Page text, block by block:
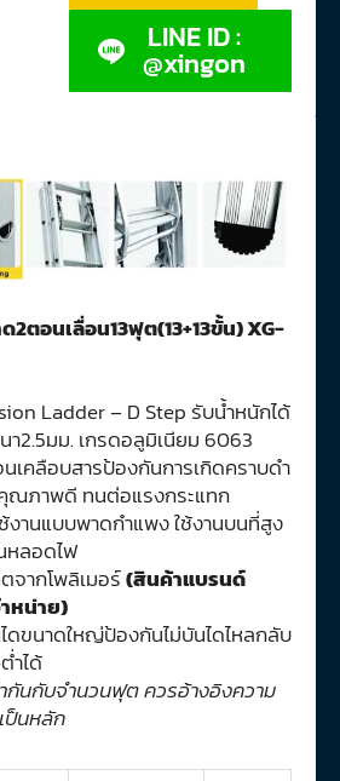
LINE ID :
@xingon
ตอนเลื่อน13ฟุต(13+13ขั้น) XG-
Ladder – D Step รับน้ำหนักได้
า2.5มม. เกรดอลูมิเนียม 6063
เคลือบสารป้องกันการเกิดคราบดำ
ณภาพดี ทนต่อแรงกระแทก
งานแบบพาดกำแพง ใช้งานบนที่สูง
หลอดไฟ
จากโพลิเมอร์(สินค้าแบรนด์
หน่าย)
ขนาดใหญ่ป้องกันไม่บันไดไหลกลับ
ำได้
กันกับจำนวนฟุต ควรอ้างอิงความ
ป็นหลัก